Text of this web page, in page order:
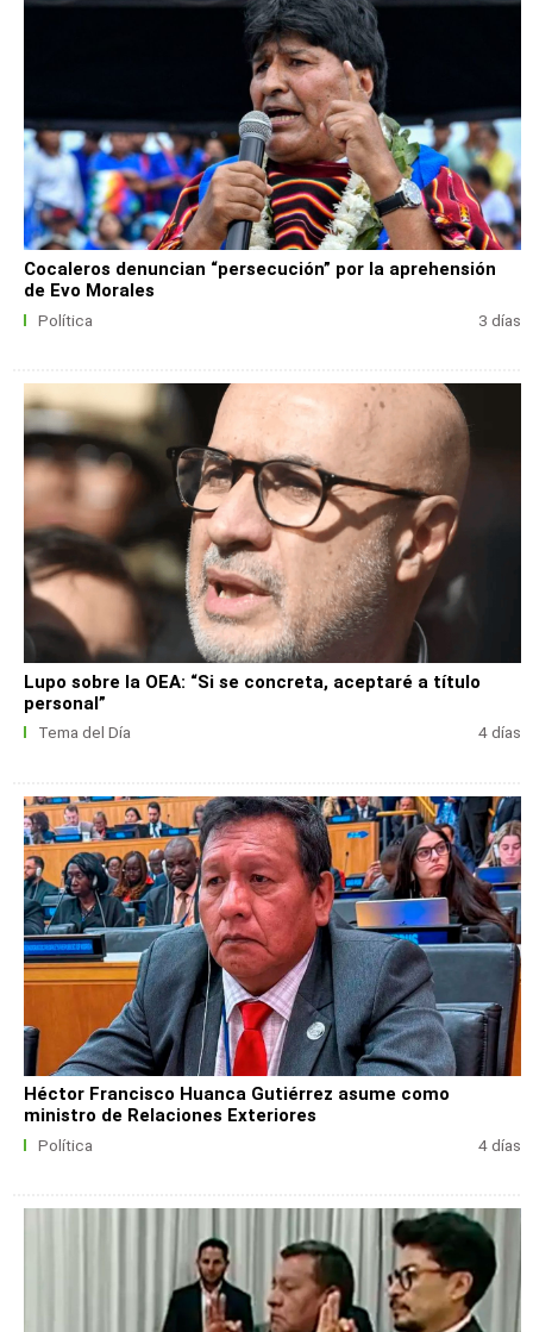
Cocaleros denuncian “persecución” por la aprehensión
de Evo Morales
Política 3 días
Lupo sobre la OEA: “Si se concreta, aceptaré a título
personal”
Tema del Día 4 días
Héctor Francisco Huanca Gutiérrez asume como
ministro de Relaciones Exteriores
Política 4 días